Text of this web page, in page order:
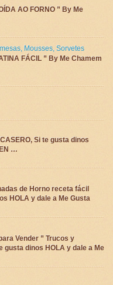
AO FORNO ” By Me
, Mousses, Sorvetes
FÁCIL ” By Me Chamem
Si te gusta dinos
…
de Horno receta fácil
HOLA y dale a Me Gusta
Vender ” Trucos y
gusta dinos HOLA y dale a Me